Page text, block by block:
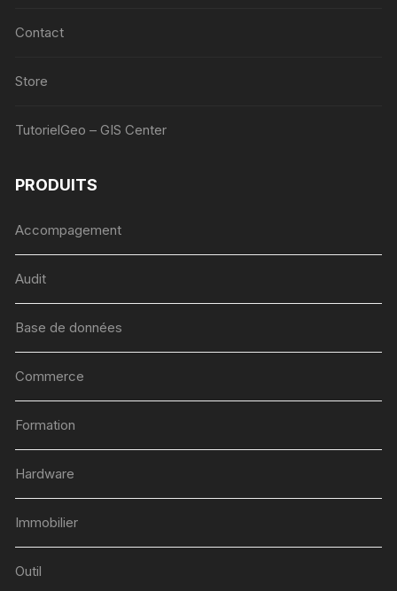
Contact
Store
TutorielGeo – GIS Center
PRODUITS
Accompagement
Audit
Base de données
Commerce
Formation
Hardware
Immobilier
Outil